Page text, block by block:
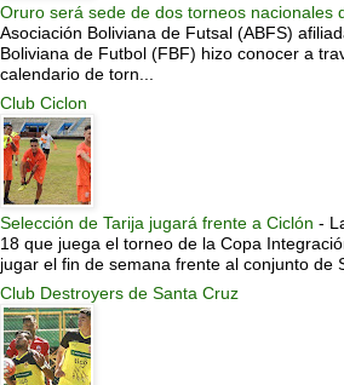
Oruro será sede de dos torneos nacionales
Asociación Boliviana de Futsal (ABFS)
Boliviana de Futbol (FBF) hizo conocer a
calendario de torn...
Club Ciclon
Selección de Tarija jugará frente a Ciclón -
18 que juega el torneo de la Copa
jugar el fin de semana frente al conjunto de
Club Destroyers de Santa Cruz